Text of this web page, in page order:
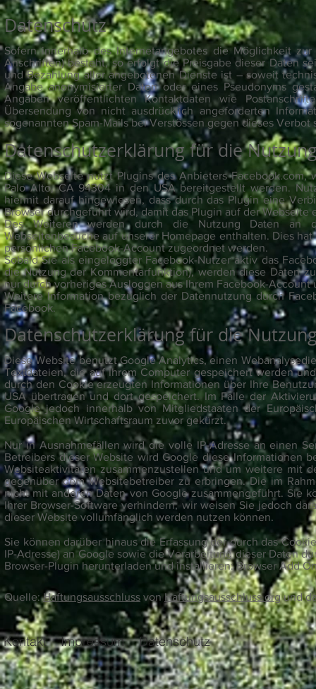
Datenschutz
Sofern innerhalb des Internetangebotes die Möglichkeit
Anschriften) besteht, so erfolgt die Preisgabe dieser Daten
und Bezahlung aller angebotenen Dienste ist – soweit
Angabe anonymisierter Daten oder eines Pseudonyms
Angaben veröffentlichten Kontaktdaten wie
Übersendung von nicht ausdrücklich angeforderten
sogenannten Spam-Mails bei Verstössen gegen dieses
Datenschutzerklärung für die
Diese Webseite nutzt Plugins des Anbieters Facebook.com,
Palo Alto, CA 94304 in den USA bereitgestellt werden.
hiermit darauf hingewiesen, dass durch das Plugin eine
Browser durchgeführt wird, damit das Plugin auf der Webseite
Des Weiteren werden durch die Nutzung Daten an
Webseitenbesuche auf unserer Homepage enthalten. Dies
persönlichen Facebook-Account zugeordnet werden.
Sobald Sie als eingeloggter Facebook-Nutzer aktiv das
die Nutzung der Kommentarfunktion), werden diese Daten
nur durch vorheriges Ausloggen aus Ihrem Facebook-Account
Weitere Information bezüglich der Datennutzung durch
Facebook.
Datenschutzerklärung für die
Diese Website benutzt Google Analytics, einen
Textdateien, die auf Ihrem Computer gespeichert werden
durch den Cookie erzeugten Informationen über Ihre
USA übertragen und dort gespeichert. Im Falle der
Google jedoch innerhalb von Mitgliedstaaten der
Europäischen Wirtschaftsraum zuvor gekürzt.
Nur in Ausnahmefällen wird die volle IP-Adresse an einen
Betreibers dieser Website wird Google diese Informationen
Websiteaktivitäten zusammenzustellen und um weitere mit
gegenüber dem Websitebetreiber zu erbringen. Die im
nicht mit anderen Daten von Google zusammengeführt. Sie
Ihrer Browser-Software verhindern; wir weisen Sie jedoch
dieser Website vollumfänglich werden nutzen können.
Sie können darüber hinaus die Erfassung der durch das
IP-Adresse) an Google sowie die Verarbeitung dieser Daten
Browser-Plugin herunterladen und installieren:Browser Add
Quelle:Haftungsausschluss von Haftungsausschluss.orgund
Kontakt Impressum Datenschutz